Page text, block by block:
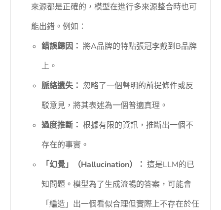
來源都是正確的，模型在進行多來源整合時也可
能出錯。例如：
錯誤歸因： 將A品牌的特點張冠李戴到B品牌
上。
脈絡遺失： 忽略了一個聲明的前提條件或反
駁意見，將其表述為一個普適真理。
過度推斷： 根據有限的資訊，推斷出一個不
存在的事實。
「幻覺」（Hallucination）： 這是LLM的已
知問題。模型為了生成流暢的答案，可能會
「編造」出一個看似合理但實際上不存在於任